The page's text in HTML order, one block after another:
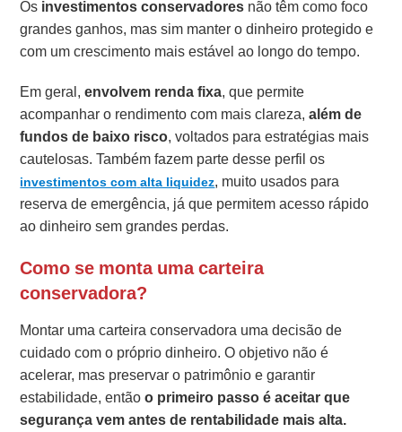
Os investimentos conservadores não têm como foco
grandes ganhos, mas sim manter o dinheiro protegido e
com um crescimento mais estável ao longo do tempo.
Em geral,envolvem renda fixa, que permite
acompanhar o rendimento com mais clareza,além de
fundos de baixo risco, voltados para estratégias mais
cautelosas. Também fazem parte desse perfil os
investimentos com alta liquidez, muito usados para
reserva de emergência, já que permitem acesso rápido
ao dinheiro sem grandes perdas.
Como se monta uma carteira
conservadora?
Montar uma carteira conservadora uma decisão de
cuidado com o próprio dinheiro. O objetivo não é
acelerar, mas preservar o patrimônio e garantir
estabilidade, entãoo primeiro passo é aceitar que
segurança vem antes de rentabilidade mais alta.